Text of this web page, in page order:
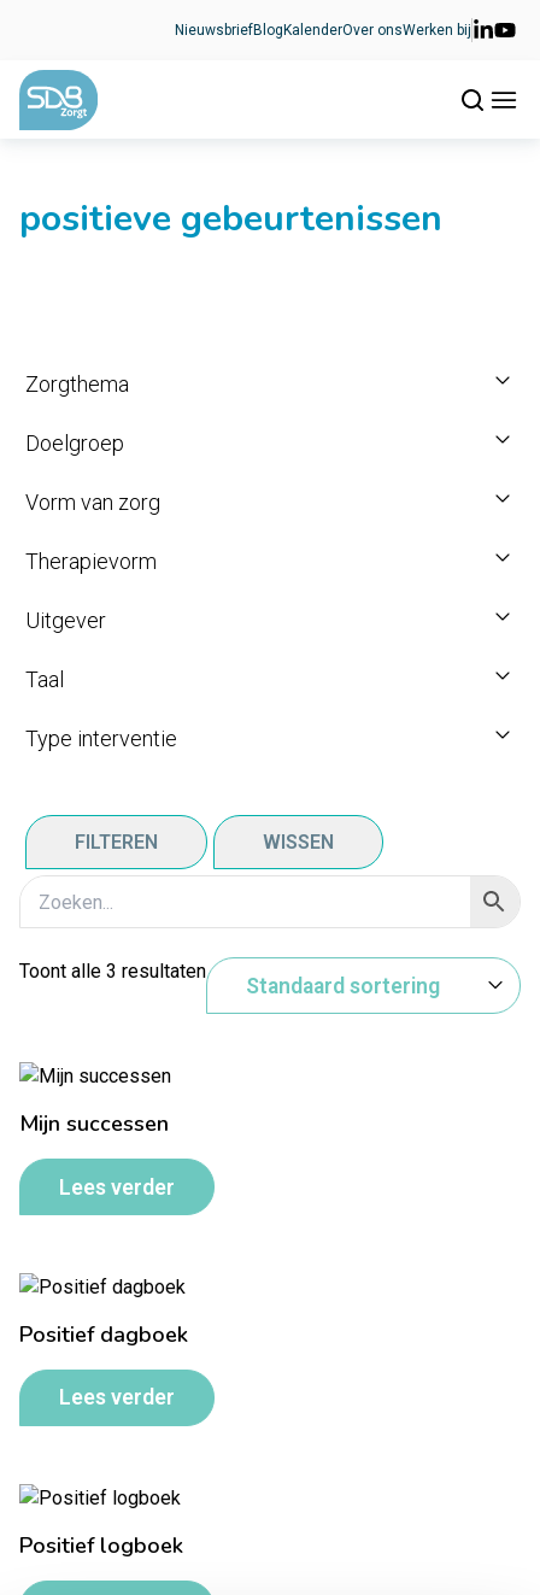
NieuwsbriefBlog KalenderOver onsWerken bij
positieve gebeurtenissen
Zorgthema
Doelgroep
Vorm van zorg
Therapievorm
Uitgever
Taal
Type interventie
FILTEREN WISSEN
Toont alle 3 resultaten
Mijn successen
Lees verder
Positief dagboek
Lees verder
Positief logboek